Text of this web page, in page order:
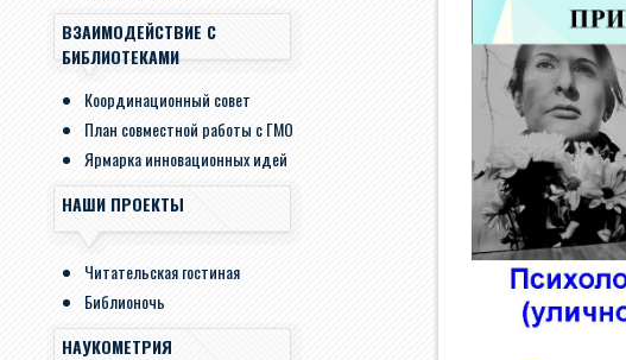
ВЗАИМОДЕЙСТВИЕ С
БИБЛИОТЕКАМИ
Координационный совет
План совместной работы с ГМО
Ярмарка инновационных идей
НАШИ ПРОЕКТЫ
Читательская гостиная
Библионочь
НАУКОМЕТРИЯ